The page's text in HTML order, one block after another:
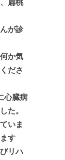
扁桃
が診
か気
ださ
心臓病
た。
いま
す
リハ